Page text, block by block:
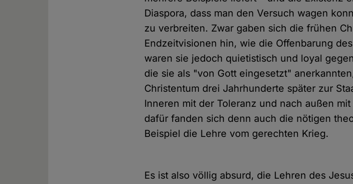
Diaspora, dass man den Versuch wagen
zu verbreiten. Zwar gaben sich die frühen
Endzeitvisionen hin, wie die Offenbarung
waren sie jedoch quietistisch und loyal
die sie als "von Gott eingesetzt"
Christentum drei Jahrhunderte später zur
Inneren mit der Toleranz und nach außen
dafür fanden sich denn auch die nötigen
Beispiel die Lehre vom gerechten Krieg.
Es ist also völlig absurd, die Lehren des